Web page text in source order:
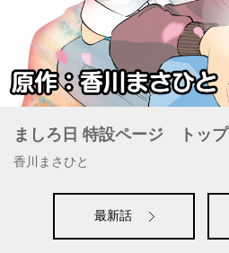
ましろ日 特設ページ トップ
香川まさひと
最新話